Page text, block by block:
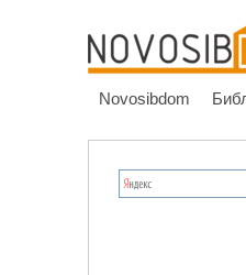
Novosibdom